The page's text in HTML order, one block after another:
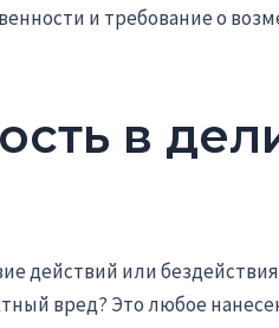
и требование о
в
действий или
вред? Это любое